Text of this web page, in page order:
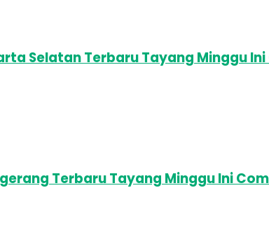
Selatan Terbaru Tayang Minggu
Terbaru Tayang Minggu Ini